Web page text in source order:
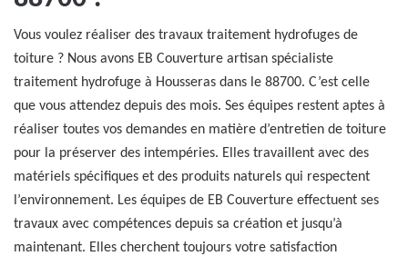
Vous voulez réaliser des travaux traitement hydrofuges de
toiture ? Nous avons EB Couverture artisan spécialiste
traitement hydrofuge à Housseras dans le 88700. C’est celle
que vous attendez depuis des mois. Ses équipes restent aptes à
réaliser toutes vos demandes en matière d’entretien de toiture
pour la préserver des intempéries. Elles travaillent avec des
matériels spécifiques et des produits naturels qui respectent
l’environnement. Les équipes de EB Couverture effectuent ses
travaux avec compétences depuis sa création et jusqu’à
maintenant. Elles cherchent toujours votre satisfaction